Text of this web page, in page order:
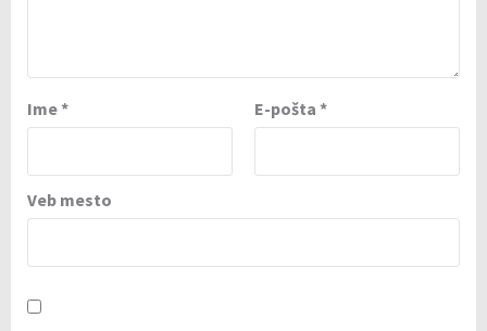
Ime* E-pošta *
Veb mesto